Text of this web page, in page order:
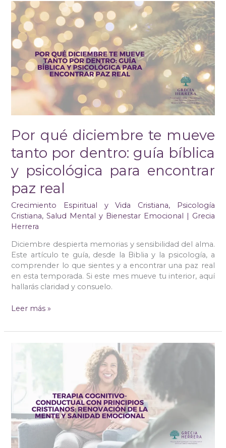
Por qué diciembre te mueve
tanto por dentro: guía bíblica
y psicológica para encontrar
paz real
Crecimiento Espiritual y Vida Cristiana,
Psicología
Cristiana,Salud Mental y Bienestar Emocional | Grecia
Herrera
Diciembre despierta memorias y sensibilidad del alma.
Este artículo te guía, desde la Biblia y la psicología, a
comprender lo que sientes y a encontrar una paz real
en esta temporada. Si este mes mueve tu interior, aquí
hallarás claridad y consuelo.
Por
qué
diciembre
te
mueve
tanto
por
dentro:
guía
para
encontrar
paz
Leer más »
Cristianos:
Renovación
de
Mente